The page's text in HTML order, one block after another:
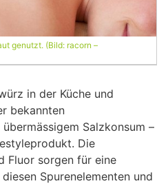
genutzt. (Bild: racorn –
in der Küche und
bekannten
Salzkonsum –
Die
Fluor sorgen für eine
Spurenelementen und